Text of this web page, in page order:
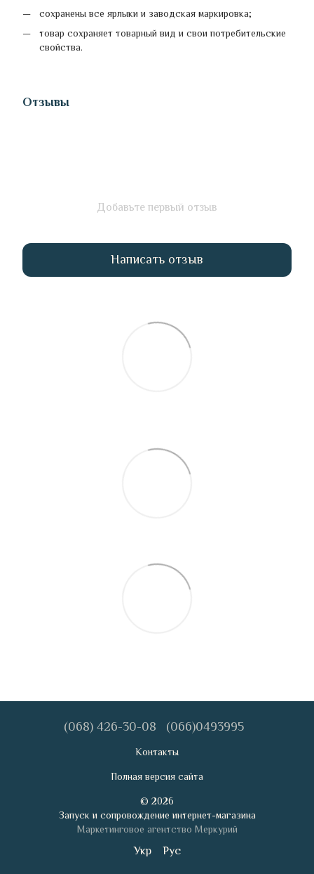
сохранены все ярлыки и заводская маркировка;
товар сохраняет товарный вид и свои потребительские
свойства.
Отзывы
Добавьте первый отзыв
Написать отзыв
(068) 426-30-08 (066)0493995
Контакты
Полная версия сайта
© 2026
Запуск и сопровождение интернет-магазина
Маркетинговое агентство Меркурий
Укр Рус